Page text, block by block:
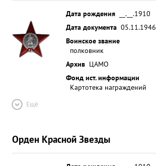
Дата рождения
__.__.1910
Дата документа 05.11.1946
Воинское звание
полковник
Архив ЦАМО
Фонд ист. информации
Картотека награждений
Ещё
Орден Красной Звезды